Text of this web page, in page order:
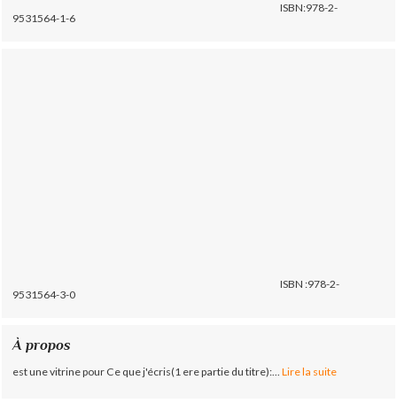
ISBN:978-2-
9531564-1-6
ISBN :978-2-
9531564-3-0
À propos
est une vitrine pour Ce que j'écris(1 ere partie du titre):... Lire la suite